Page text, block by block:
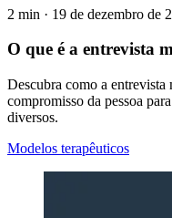
2 min · 19 de dezembro de
O que é a entrevista
Descubra como a
compromisso da pessoa
diversos.
Modelos terapêuticos